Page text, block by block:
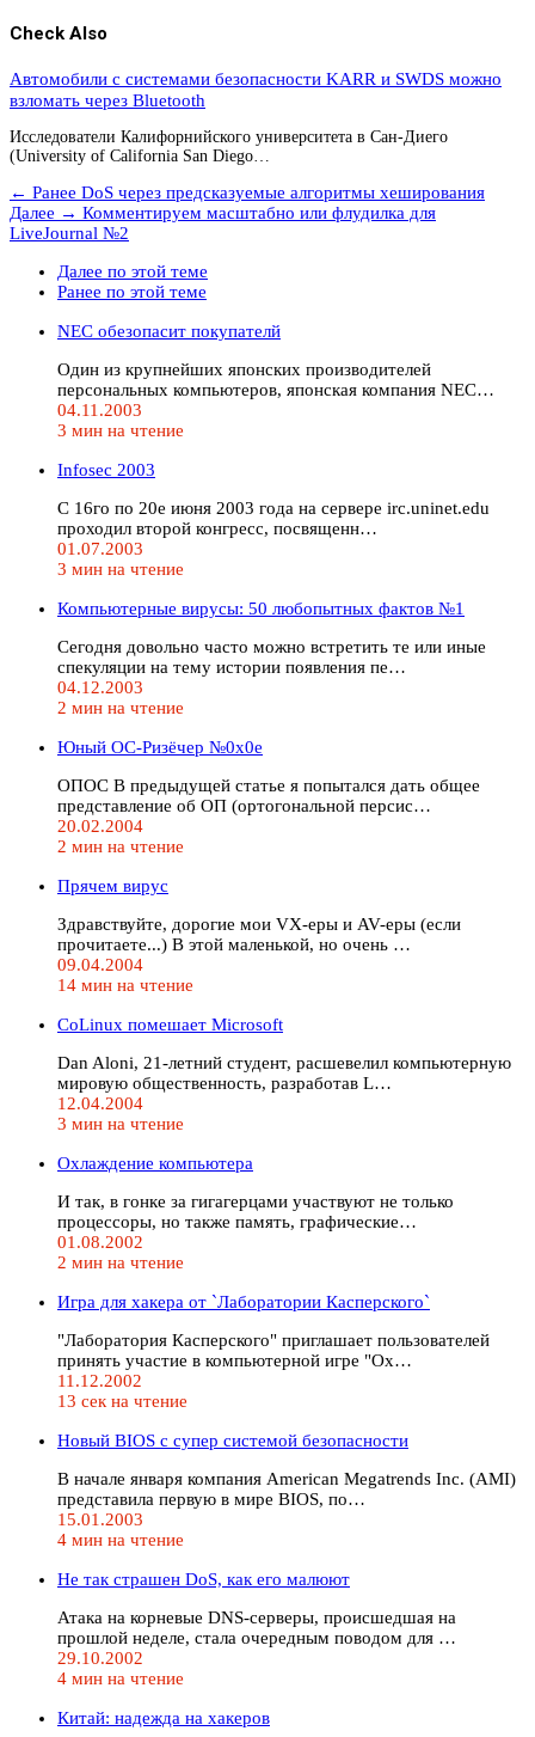
Check Also
Автомобили с системами безопасности KARR и SWDS можно
взломать через Bluetooth
Исследователи Калифорнийского университета в Сан-Диего
(University of California San Diego…
← Ранее DoS через предсказуемые алгоритмы хеширования
Далее → Комментируем масштабно или флудилка для
LiveJournal №2
Далее по этой теме
Ранее по этой теме
NEC обезопасит покупателй
Один из крупнейших японских производителей
персональных компьютеров, японская компания NEC…
04.11.2003
3 мин на чтение
Infosec 2003
С 16го по 20е июня 2003 года на сервере irc.uninet.edu
проходил второй конгресс, посвященн…
01.07.2003
3 мин на чтение
Компьютерные вирусы: 50 любопытных фактов №1
Сегодня довольно часто можно встретить те или иные
спекуляции на тему истории появления пе…
04.12.2003
2 мин на чтение
Юный ОС-Ризёчер №0x0e
ОПОС В предыдущей статье я попытался дать общее
представление об ОП (ортогональной персис…
20.02.2004
2 мин на чтение
Прячем вирус
Здравствуйте, дорогие мои VX-еры и AV-еры (если
прочитаете...) В этой маленькой, но очень …
09.04.2004
14 мин на чтение
CoLinux помешает Microsoft
Dan Aloni, 21-летний студент, расшевелил компьютерную
мировую общественность, разработав L…
12.04.2004
3 мин на чтение
Охлаждение компьютера
И так, в гонке за гигагерцами участвуют не только
процессоры, но также память, графические…
01.08.2002
2 мин на чтение
Игра для хакера от `Лаборатории Касперского`
"Лаборатория Касперского" приглашает пользователей
принять участие в компьютерной игре "Ох…
11.12.2002
13 сек на чтение
Новый BIOS с супер системой безопасности
В начале января компания American Megatrends Inc. (AMI)
представила первую в мире BIOS, по…
15.01.2003
4 мин на чтение
Не так страшен DoS, как его малюют
Атака на корневые DNS-серверы, происшедшая на
прошлой неделе, стала очередным поводом для …
29.10.2002
4 мин на чтение
Китай: надежда на хакеров